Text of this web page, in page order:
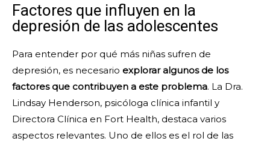
Factores que influyen en la
depresión de las adolescentes
Para entender por qué más niñas sufren de
depresión, es necesario explorar algunos de los
factores que contribuyen a este problema. La Dra.
Lindsay Henderson, psicóloga clínica infantil y
Directora Clínica en Fort Health, destaca varios
aspectos relevantes. Uno de ellos es el rol de las